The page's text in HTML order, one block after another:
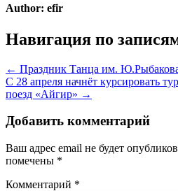
Author: efir
Навигация по
← Праздник Танца им.
С 28 апреля начнёт курсировать
поезд «Айгир» →
Добавить комментарий
Ваш адрес email не будет
помечены *
Комментарий *